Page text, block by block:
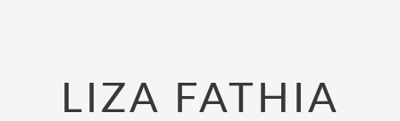
navigationLIZA FATHIA